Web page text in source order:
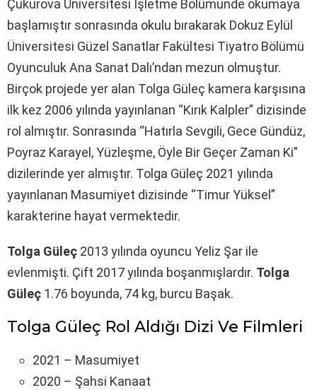
Çukurova Üniversitesi İşletme Bölümünde okumaya
başlamıştır sonrasında okulu bırakarak Dokuz Eylül
Üniversitesi Güzel Sanatlar Fakültesi Tiyatro Bölümü
Oyunculuk Ana Sanat Dalı’ndan mezun olmuştur.
Birçok projede yer alan Tolga Güleç kamera karşısına
ilk kez 2006 yılında yayınlanan “Kırık Kalpler” dizisinde
rol almıştır. Sonrasında “Hatırla Sevgili, Gece Gündüz,
Poyraz Karayel, Yüzleşme, Öyle Bir Geçer Zaman Ki”
dizilerinde yer almıştır. Tolga Güleç 2021 yılında
yayınlanan Masumiyet dizisinde “Timur Yüksel”
karakterine hayat vermektedir.
Tolga Güleç 2013 yılında oyuncu Yeliz Şar ile
evlenmişti. Çift 2017 yılında boşanmışlardır. Tolga
Güleç 1.76 boyunda, 74 kg, burcu Başak.
Tolga Güleç Rol Aldığı Dizi Ve Filmleri
2021 – Masumiyet
2020 – Şahsi Kanaat